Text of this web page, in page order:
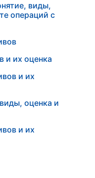
виды,
операций с
и их оценка
и их
оценка и
и их